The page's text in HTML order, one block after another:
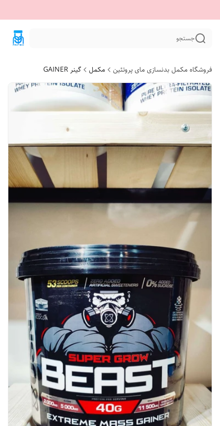
جستجو
فروشگاه مکمل بدنسازی مای پروتئین مکمل گینر ‌GAINER